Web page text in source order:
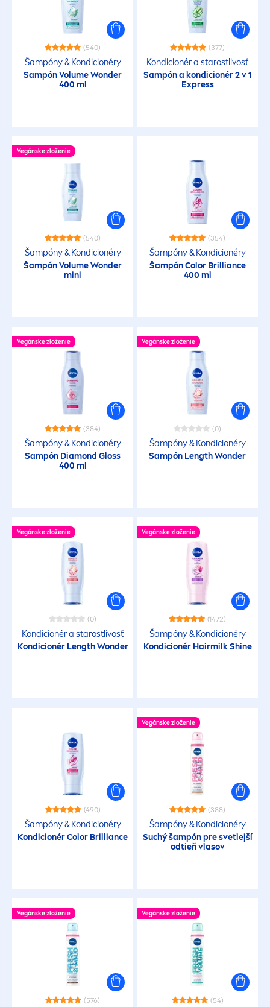
(540)
Šampóny & Kondicionéry
Šampón Volume Wonder
400 ml
(377)
Kondicionér a starostlivosť
Šampón a kondicionér 2 v 1
Express
Vegánske zloženie
(540)
Šampóny & Kondicionéry
Šampón Volume Wonder
mini
(354)
Šampóny & Kondicionéry
ŠampónColorBrilliance
400 ml
Vegánske zloženie
(384)
Šampóny & Kondicionéry
Šampón Diamond Gloss
400 ml
Vegánske zloženie
(0)
Šampóny & Kondicionéry
Šampón Length Wonder
Vegánske zloženie
(0)
Kondicionér a starostlivosť
Kondicionér Length Wonder
Vegánske zloženie
(1472)
Šampóny & Kondicionéry
Kondicionér HairmilkShine
(490)
Šampóny & Kondicionéry
KondicionérColor Brilliance
Vegánske zloženie
(388)
Šampóny & Kondicionéry
Suchý šampón pre svetlejší
odtieň vlasov
Vegánske zloženie
(576)
Vegánske zloženie
(54)